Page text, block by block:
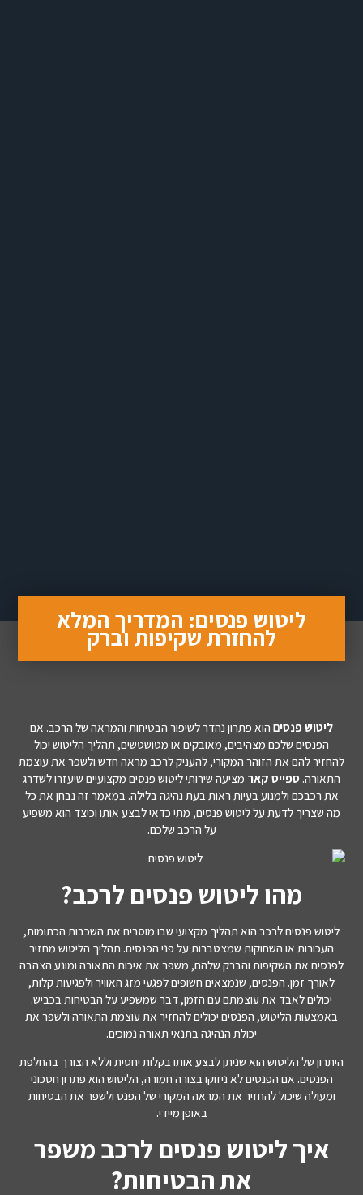
ליטוש פנסים: המדריך המלא
להחזרת שקיפות וברק
ליטוש פנסים הוא פתרון נהדר לשיפור הבטיחות והמראה של הרכב. אם
הפנסים שלכם מצהיבים, מאובקים או מטושטשים, תהליך הליטוש יכול
להחזיר להם את הזוהר המקורי, להעניק לרכב מראה חדש ולשפר את עוצמת
התאורה. ספייס קאר מציעה שירותי ליטוש פנסים מקצועיים שיעזרו לשדרג
את רכבכם ולמנוע בעיות ראות בעת נהיגה בלילה. במאמר זה נבחן את כל
מה שצריך לדעת על ליטוש פנסים, מתי כדאי לבצע אותו וכיצד הוא משפיע
על הרכב שלכם.
מהו ליטוש פנסים לרכב?
ליטוש פנסים לרכב הוא תהליך מקצועי שבו מוסרים את השכבות הכתומות,
העכורות או השחוקות שמצטברות על פני הפנסים. תהליך הליטוש מחזיר
לפנסים את השקיפות והברק שלהם, משפר את איכות התאורה ומונע הצהבה
לאורך זמן. הפנסים, שנמצאים חשופים לפגעי מזג האוויר ולפגיעות קלות,
יכולים לאבד את עוצמתם עם הזמן, דבר שמשפיע על הבטיחות בכביש.
באמצעות הליטוש, הפנסים יכולים להחזיר את עוצמת התאורה ולשפר את
יכולת הנהיגה בתנאי תאורה נמוכים.
היתרון של הליטוש הוא שניתן לבצע אותו בקלות יחסית וללא הצורך בהחלפת
הפנסים. אם הפנסים לא ניזוקו בצורה חמורה, הליטוש הוא פתרון חסכוני
ומעולה שיכול להחזיר את המראה המקורי של הפנס ולשפר את הבטיחות
באופן מיידי.
איך ליטוש פנסים לרכב משפר
את הבטיחות?